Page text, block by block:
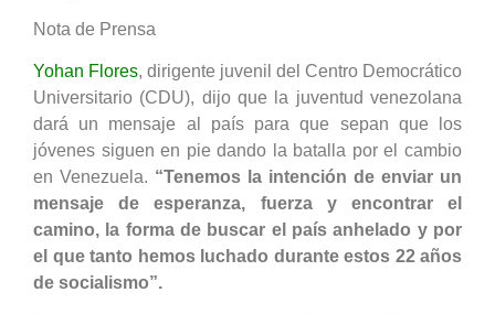
Nota de Prensa
Yohan Flores, dirigente juvenil del Centro Democrático
Universitario (CDU), dijo que la juventud venezolana
dará un mensaje al país para que sepan que los
jóvenes siguen en pie dando la batalla por el cambio
en Venezuela. “Tenemos la intención de enviar un
mensaje de esperanza, fuerza y encontrar el
camino, la forma de buscar el país anhelado y por
el que tanto hemos luchado durante estos 22 años
de socialismo”.